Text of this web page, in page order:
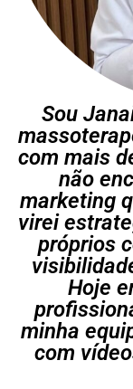
Sou
com mais
não
marketing
virei
próprios
Hoje
minha
com